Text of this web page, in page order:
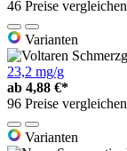
46 Preise vergleichen
Varianten
23,2 mg/g
ab 4,88 €*
96 Preise vergleichen
Varianten